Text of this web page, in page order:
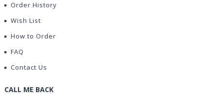
Order History
Wish List
How to Order
FAQ
Contact Us
CALL ME BACK